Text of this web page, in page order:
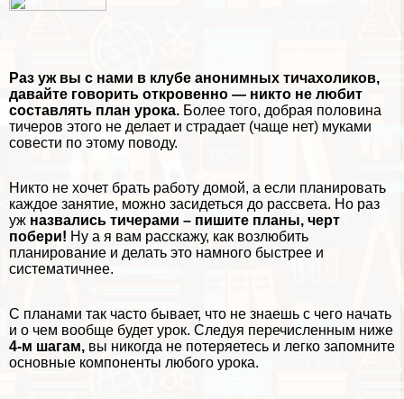
Раз уж вы с нами в клубе анонимных тичахоликов,
давайте говорить откровенно — никто не любит
составлять план урока. Более того, добрая половина
тичеров этого не делает и страдает (чаще нет) муками
совести по этому поводу.
Никто не хочет брать работу домой, а если планировать
каждое занятие, можно засидеться до рассвета. Но раз
уж назвались тичерами – пишите планы, черт
побери! Ну а я вам расскажу, как возлюбить
планирование и делать это намного быстрее и
систематичнее.
С планами так часто бывает, что не знаешь с чего начать
и о чем вообще будет урок. Следуя перечисленным ниже
4-м шагам, вы никогда не потеряетесь и легко запомните
основные компоненты любого урока.